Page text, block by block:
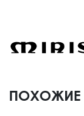
ПОХОЖИЕ